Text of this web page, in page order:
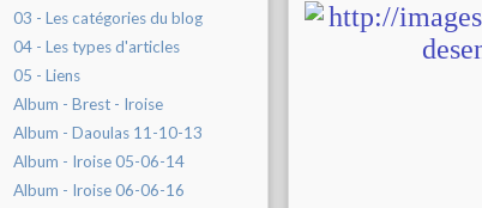
03 - Les catégories du blog
04 - Les types d'articles
05 - Liens
Album - Brest - Iroise
Album - Daoulas 11-10-13
Album - Iroise 05-06-14
Album - Iroise 06-06-16